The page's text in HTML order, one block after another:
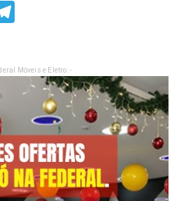
Móveis e Eletro: -